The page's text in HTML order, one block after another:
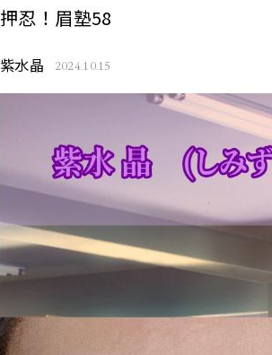
押忍！眉塾58
紫水晶 2024.10.15